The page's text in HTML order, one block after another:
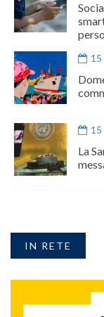
15
15
La
IN RETE